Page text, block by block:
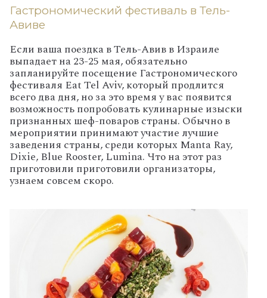
Гастрономический фестиваль в Тель-
Авиве
Если ваша поездка в Тель-Авив в Израиле
выпадает на 23-25 мая, обязательно
запланируйте посещение Гастрономического
фестиваля Eat Tel Aviv, который продлится
всего два дня, но за это время у вас появится
возможность попробовать кулинарные изыски
признанных шеф-поваров страны. Обычно в
мероприятии принимают участие лучшие
заведения страны, среди которых Manta Ray,
Dixie, Blue Rooster, Lumina. Что на этот раз
приготовили приготовили организаторы,
узнаем совсем скоро.